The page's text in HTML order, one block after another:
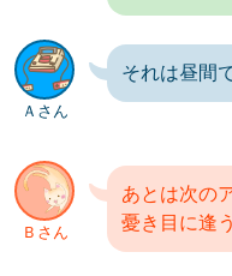
Ａさん
それは昼間
Ｂさん
あとは次の
憂き目に逢